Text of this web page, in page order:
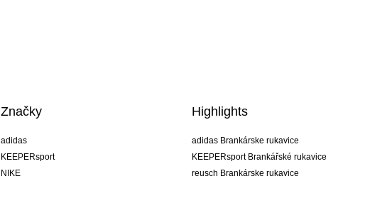
Značky
adidas
KEEPERsport
NIKE
Highlights
adidas Brankárske rukavice
KEEPERsport Brankářské rukavice
reusch Brankárske rukavice